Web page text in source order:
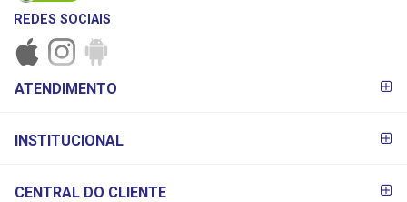
REDES SOCIAIS
PAGAMENTO
ATENDIMENTO
INSTITUCIONAL
CENTRAL DO CLIENTE